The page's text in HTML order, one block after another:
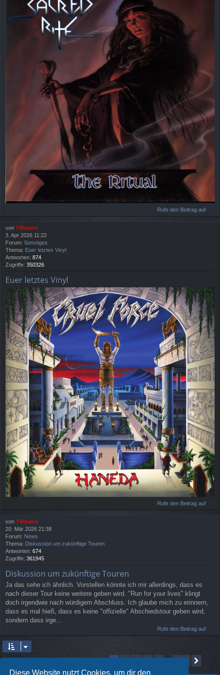
Diese Website nutzt Cookies, um dir den
Rufe den Beitrag auf
von Tillmann
3. Apr 2026 11:22
Forum: Sonstiges
Thema: Euer letztes Vinyl
Antworten: 874
Zugriffe: 350326
Euer letztes Vinyl
Rufe den Beitrag auf
von Tillmann
20. Mär 2026 21:38
Forum: News
Thema: Diskussion um zukünftige Touren
Antworten: 674
Zugriffe: 361945
Diskussion um zukünftige Touren
Ja das sehe ich ähnlich. Vorstellen könnte ich mir allerdings, dass es
nach dieser Tour keine weitere geben wird. "Run for your lives" klingt
doch irgendwie nach würdigem Abschluss. Ich glaube mich zu erinnern,
dass es mal hieß, dass es keine "offizielle" Abschiedstour geben wird,
sondern dass irge...
Rufe den Beitrag auf
Seite1von306
2 3 4 5 306